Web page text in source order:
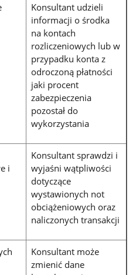
Konsultant udzieli
informacji o środka
na kontach
rozliczeniowych lub w
przypadku konta z
odroczoną płatności
jaki procent
zabezpieczenia
pozostał do
wykorzystania
i
Konsultant sprawdzi i
wyjaśni wątpliwości
dotyczące
wystawionych not
obciążeniowych oraz
naliczonych transakcji
Konsultant może
zmienić dane